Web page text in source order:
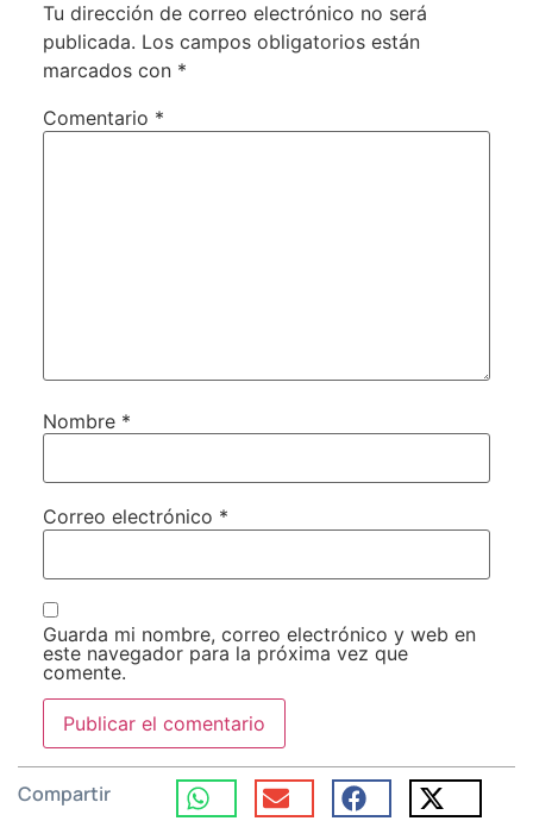
Tu dirección de correo electrónico no será
publicada. Los campos obligatorios están
marcados con *
Comentario *
Nombre *
Correo electrónico *
Guarda mi nombre, correo electrónico y web en
este navegador para la próxima vez que
comente.
Compartir